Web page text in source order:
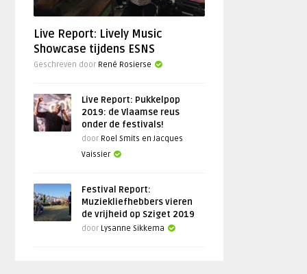
Live Report: Lively Music
Showcase tijdens ESNS
Geschreven door René Rosierse
Live Report: Pukkelpop
2019: de Vlaamse reus
onder de festivals!
door Roel Smits en Jacques
Vaissier
Festival Report:
Muziekliefhebbers vieren
de vrijheid op Sziget 2019
door Lysanne Sikkema